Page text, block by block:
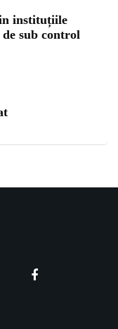
instituțiile
sub control